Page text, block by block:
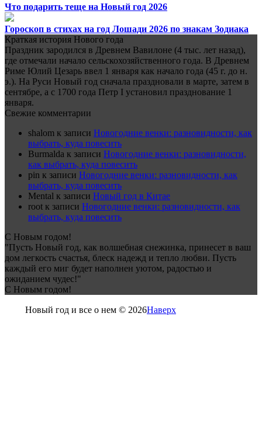
Что подарить теще на Новый год 2026
Гороскоп в стихах на год Лошади 2026 по знакам Зодиака
Краткая история Нового года
Праздник зародился в Древнем Вавилоне (4 тыс. лет назад),
где отмечали начало сельскохозяйственного года. В Древнем
Риме Юлий Цезарь ввел 1 января как начало года (45 г. до н.
э.). На Руси Новый год сначала праздновали в марте, затем в
сентябре, а с 1700 года Петр I установил празднование 1
января.
Свежие комментарии
shalom к записи Новогодние венки: разновидности, как
выбрать, куда повесить
Burmalda к записи Новогодние венки: разновидности,
как выбрать, куда повесить
pin к записи Новогодние венки: разновидности, как
выбрать, куда повесить
Mental к записи Новый год в Китае
root к записи Новогодние венки: разновидности, как
выбрать, куда повесить
С Новым годом!
"Пусть Новый год, как волшебная снежинка, принесет в ваш
дом легкость счастья, блеск надежд и тепло любви. Пусть
каждый его миг будет наполнен уютом, радостью и
ожиданием чудес!"
С Новым годом!
Новый год и все о нем © 2026Наверх